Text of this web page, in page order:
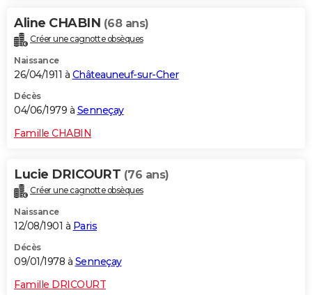
Aline CHABIN (68 ans)
Créer une cagnotte obsèques
Naissance
26/04/1911 à Châteauneuf-sur-Cher
Décès
04/06/1979 à Senneçay
Famille CHABIN
Lucie DRICOURT (76 ans)
Créer une cagnotte obsèques
Naissance
12/08/1901 à Paris
Décès
09/01/1978 à Senneçay
Famille DRICOURT